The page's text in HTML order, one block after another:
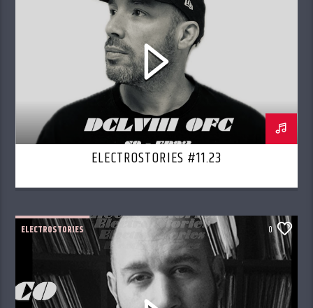
ELECTROSTORIES #11.23
ELECTROSTORIES 0